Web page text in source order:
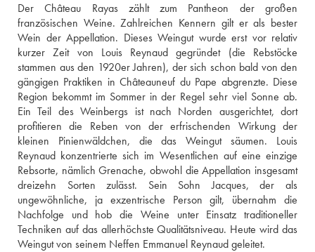
Der Château Rayas zählt zum Pantheon der großen
französischen Weine. Zahlreichen Kennern gilt er als bester
Wein der Appellation. Dieses Weingut wurde erst vor relativ
kurzer Zeit von Louis Reynaud gegründet (die Rebstöcke
stammen aus den 1920er Jahren), der sich schon bald von den
gängigen Praktiken in Châteauneuf du Pape abgrenzte. Diese
Region bekommt im Sommer in der Regel sehr viel Sonne ab.
Ein Teil des Weinbergs ist nach Norden ausgerichtet, dort
profitieren die Reben von der erfrischenden Wirkung der
kleinen Pinienwäldchen, die das Weingut säumen. Louis
Reynaud konzentrierte sich im Wesentlichen auf eine einzige
Rebsorte, nämlich Grenache, obwohl die Appellation insgesamt
dreizehn Sorten zulässt. Sein Sohn Jacques, der als
ungewöhnliche, ja exzentrische Person gilt, übernahm die
Nachfolge und hob die Weine unter Einsatz traditioneller
Techniken auf das allerhöchste Qualitätsniveau. Heute wird das
Weingut von seinem Neffen Emmanuel Reynaud geleitet.